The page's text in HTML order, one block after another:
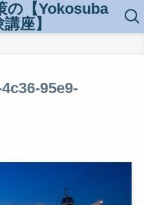
の【Yokosuba
座】
95e9-